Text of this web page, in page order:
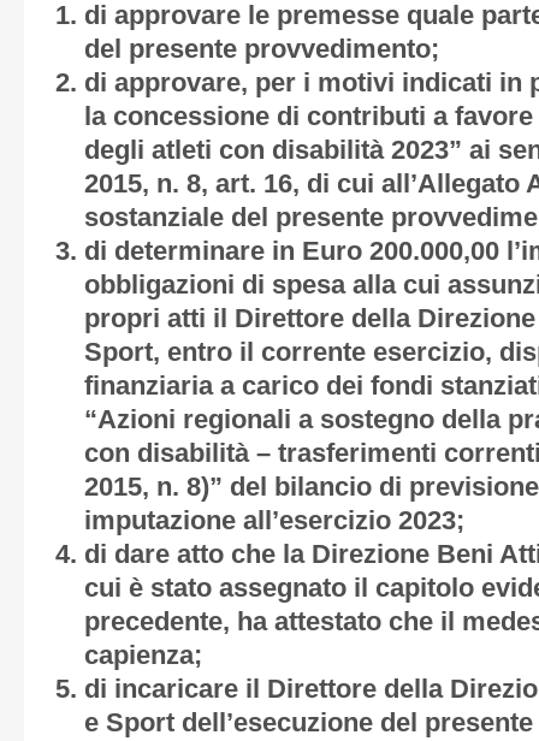
di approvare le premesse quale
del presente provvedimento;
di approvare, per i motivi indicati in
la concessione di contributi a
degli atleti con disabilità 2023” ai
2015, n. 8, art. 16, di cui all’Allegato
sostanziale del presente
di determinare in Euro 200.000,00
obbligazioni di spesa alla cui
propri atti il Direttore della
Sport, entro il corrente esercizio,
finanziaria a carico dei fondi
“Azioni regionali a sostegno della
con disabilità – trasferimenti
2015, n. 8)” del bilancio di
imputazione all’esercizio 2023;
di dare atto che la Direzione Beni
cui è stato assegnato il capitolo
precedente, ha attestato che il
capienza;
di incaricare il Direttore della
e Sport dell’esecuzione del